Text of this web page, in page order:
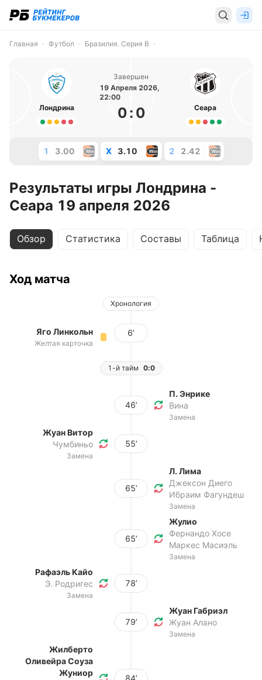
Главная Футбол Бразилия. Серия B
Лондрина
Завершен
19 Апреля 2026,
22:00
0: 0 Сеара
1 3.00 X 3.10 2 2.42
Результаты игры Лондрина -
Сеара 19 апреля 2026
Обзор Статистика Составы Таблица
Ход матча
Хронология
Яго Линкольн
Желтая карточка
6’
1-й тайм 0:0
46’
П. Энрике
Вина
Замена
Жуан Витор
Чумбиньо
Замена
55’
65’
Л. Лима
Джексон Диего
Ибраим Фагундеш
Замена
65’
Жулио
Фернандо Хосе
Маркес Масиэль
Замена
Рафаэль Кайо
Э. Родригес
Замена
78’
79’
Жуан Габриэл
Жуан Алано
Замена
Жилберто
Оливейра Соуза
Жуниор
84’